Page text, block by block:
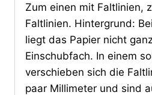
Zum einen mit Faltlinien,
Faltlinien. Hintergrund:
liegt das Papier nicht
Einschubfach. In einem
verschieben sich die
paar Millimeter und sind